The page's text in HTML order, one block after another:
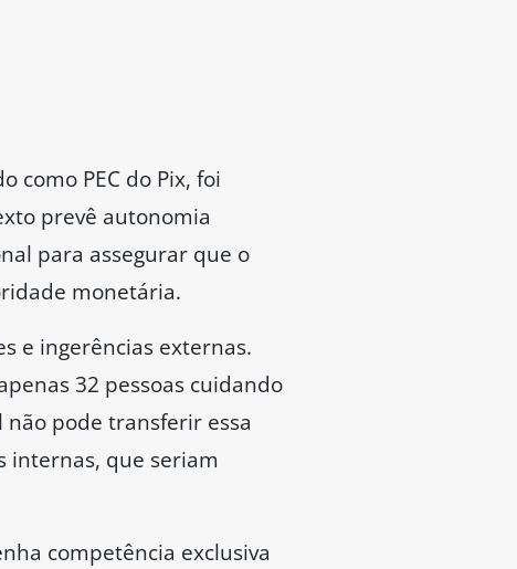
como PEC do Pix, foi
prevê autonomia
para assegurar que o
monetária.
e ingerências externas.
32 pessoas cuidando
não pode transferir essa
internas, que seriam
competência exclusiva